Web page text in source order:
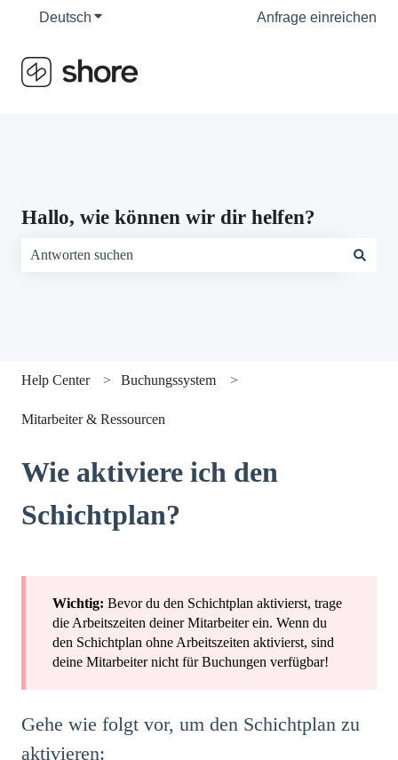
Deutsch Untermenü für Übersetzungen anzeigen
Anfrage einreichen
Hallo, wie können wir dir helfen?
Help Center Buchungssystem
Mitarbeiter & Ressourcen
Wie aktiviere ich den
Schichtplan?
Wichtig: Bevor du den Schichtplan aktivierst, trage
die Arbeitszeiten deiner Mitarbeiter ein. Wenn du
den Schichtplan ohne Arbeitszeiten aktivierst, sind
deine Mitarbeiter nicht für Buchungen verfügbar!
Gehe wie folgt vor, um den Schichtplan zu
aktivieren: